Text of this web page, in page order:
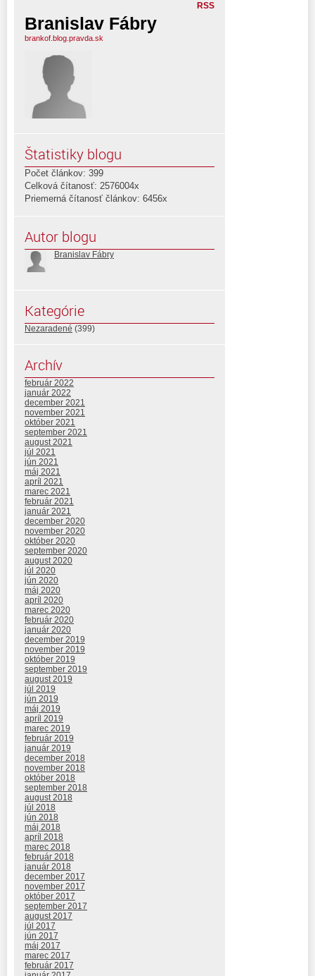
RSS
Branislav Fábry
brankof.blog.pravda.sk
Štatistiky blogu
Počet článkov: 399
Celková čítanosť: 2576004x
Priemerná čítanosť článkov: 6456x
Autor blogu
Branislav Fábry
Kategórie
Nezaradené (399)
Archív
február 2022
január 2022
december 2021
november 2021
október 2021
september 2021
august 2021
júl 2021
jún 2021
máj 2021
apríl 2021
marec 2021
február 2021
január 2021
december 2020
november 2020
október 2020
september 2020
august 2020
júl 2020
jún 2020
máj 2020
apríl 2020
marec 2020
február 2020
január 2020
december 2019
november 2019
október 2019
september 2019
august 2019
júl 2019
jún 2019
máj 2019
apríl 2019
marec 2019
február 2019
január 2019
december 2018
november 2018
október 2018
september 2018
august 2018
júl 2018
jún 2018
máj 2018
apríl 2018
marec 2018
február 2018
január 2018
december 2017
november 2017
október 2017
september 2017
august 2017
júl 2017
jún 2017
máj 2017
marec 2017
február 2017